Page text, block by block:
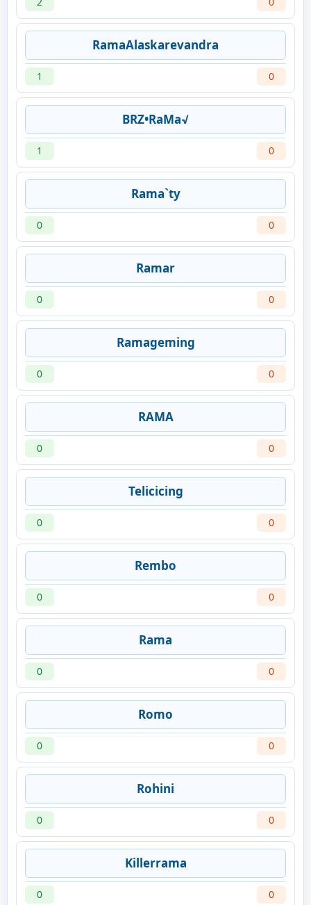
RamaAlaskarevandra
1 0
BRZ•RaMa√
1 0
Rama`ty
0 0
Ramar
0 0
Ramageming
0 0
RAMA
0 0
Telicicing
0 0
Rembo
0 0
Rama
0 0
Romo
0 0
Rohini
0 0
Killerrama
0 0